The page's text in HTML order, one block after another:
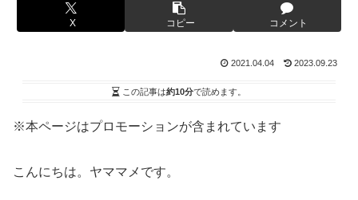
X コピー コメント
2021.04.04 2023.09.23
この記事は約10分で読めます。
※本ページはプロモーションが含まれています
こんにちは。ヤママメです。